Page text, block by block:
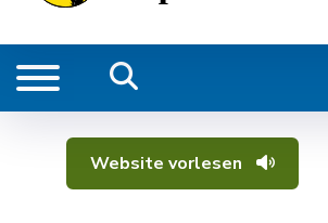
Website vorlesen